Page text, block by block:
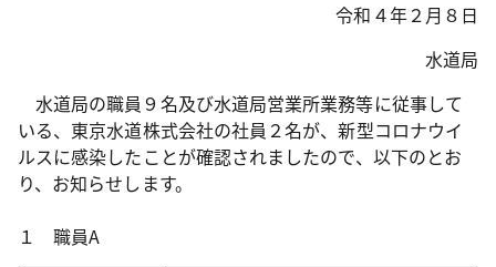
令和４年２月８日
水道局
水道局の職員９名及び水道局営業所業務等に従事して
いる、東京水道株式会社の社員２名が、新型コロナウイ
ルスに感染したことが確認されましたので、以下のとお
り、お知らせします。
１ 職員A